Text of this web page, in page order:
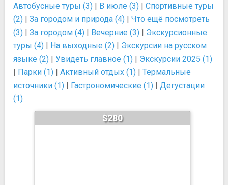
Автобусные туры (3) | В июле (3) | Спортивные туры
(2) | За городом и природа (4) | Что ещё посмотреть
(3) | За городом (4) | Вечерние (3) | Экскурсионные
туры (4) | На выходные (2) | Экскурсии на русском
языке (2) | Увидеть главное (1) | Экскурсии 2025 (1)
| Парки (1) | Активный отдых (1) | Термальные
источники (1) | Гастрономические (1) | Дегустации
(1)
$280